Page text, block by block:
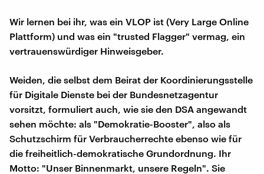
Wir lernen bei ihr, was ein VLOP ist (Very Large Online
Plattform) und was ein "trusted Flagger" vermag, ein
vertrauenswürdiger Hinweisgeber.
Weiden, die selbst dem Beirat der Koordinierungsstelle
für Digitale Dienste bei der Bundesnetzagentur
vorsitzt, formuliert auch, wie sie den DSA angewandt
sehen möchte: als "Demokratie-Booster", also als
Schutzschirm für Verbraucherrechte ebenso wie für
die freiheitlich-demokratische Grundordnung. Ihr
Motto: "Unser Binnenmarkt, unsere Regeln". Sie